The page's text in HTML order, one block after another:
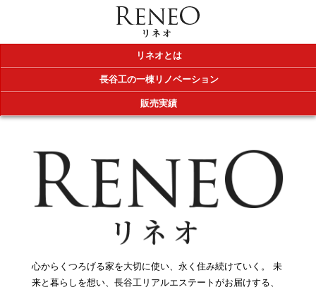
リネオとは
長谷工の一棟リノベーション
販売実績
心からくつろげる家を大切に使い、永く住み続けていく。
未
来と暮らしを想い、長谷工リアルエステートがお届けする、